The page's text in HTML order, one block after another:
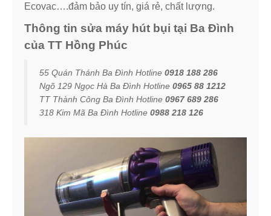
Ecovac….đảm bảo uy tín, giá rẻ, chất lượng.
Thông tin sửa máy hút bụi tại Ba Đình
của TT Hồng Phúc
55 Quán Thánh Ba Đình Hotline 0918 188 286
Ngõ 129 Ngọc Hà Ba Đình Hotline 0965 88 1212
TT Thành Công Ba Đình Hotline 0967 689 286
318 Kim Mã Ba Đình Hotline 0988 218 126